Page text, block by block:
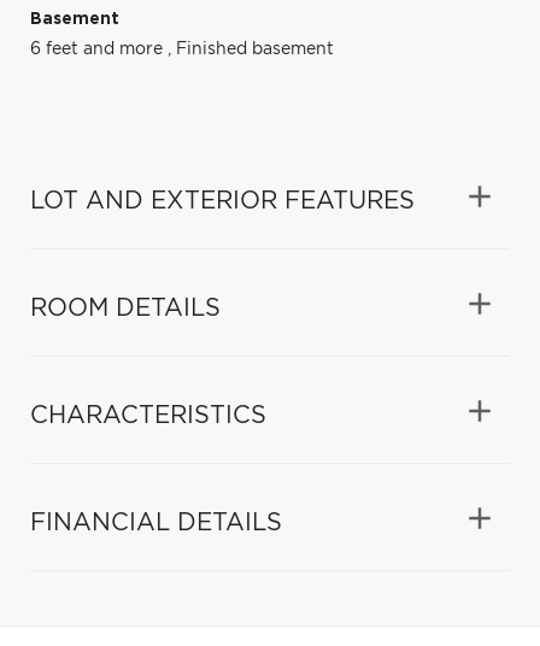
Basement
6 feet and more , Finished basement
LOT AND EXTERIOR FEATURES
ROOM DETAILS
CHARACTERISTICS
FINANCIAL DETAILS